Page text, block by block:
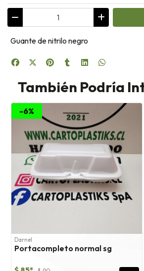
Guante de nitrilo negro
También Podría
-6%
Darnel
Portacompleto normal sg